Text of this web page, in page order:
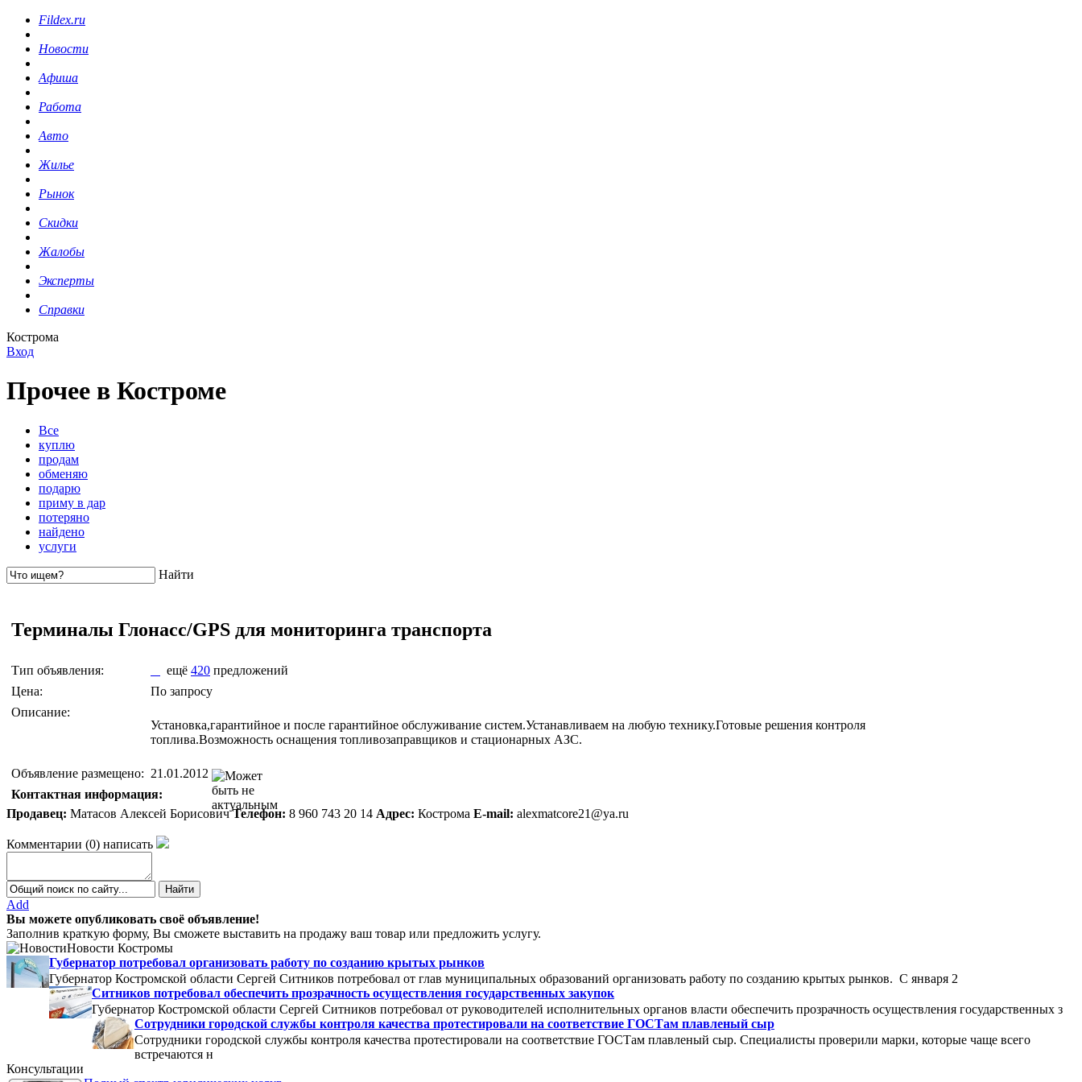
Fildex.ru
Новости
Афиша
Работа
Авто
Жилье
Рынок
Скидки
Жалобы
Эксперты
Справки
Кострома
Вход
Прочее в Костроме
Все
куплю
продам
обменяю
подарю
приму в дар
потеряно
найдено
услуги
Найти
Терминалы Глонасс/GPS для мониторинга транспорта
Тип объявления: ещё 420 предложений
Цена:
По запросу
Описание:
Установка,гарантийное и после гарантийное обслуживание систем.Устанавливаем на любую технику.Готовые решения контроля
топлива.Возможность оснащения топливозаправщиков и стационарных АЗС.
Объявление размещено: 21.01.2012
Контактная информация:
Продавец: Матасов Алексей Борисович Телефон: 8 960 743 20 14 Адрес: Кострома E-mail: alexmatcore21@ya.ru
Комментарии (0) написать
Add
Вы можете опубликовать своё объявление!
Заполнив краткую форму, Вы сможете выставить на продажу ваш товар или предложить услугу.
Новости Костромы
Губернатор потребовал организовать работу по созданию крытых рынков
Губернатор Костромской области Сергей Ситников потребовал от глав муниципальных образований организовать работу по созданию крытых рынков. С января 2
Ситников потребовал обеспечить прозрачность осуществления государственных закупок
Губернатор Костромской области Сергей Ситников потребовал от руководителей исполнительных органов власти обеспечить прозрачность осуществления государственных з
Сотрудники городской службы контроля качества протестировали на соответствие ГОСТам плавленый сыр
Сотрудники городской службы контроля качества протестировали на соответствие ГОСТам плавленый сыр. Специалисты проверили марки, которые чаще всего
встречаются н
Консультации